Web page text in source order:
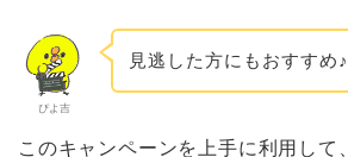
ぴよ吉
見逃した方にもおすすめ♪
このキャンペーンを上手に利用して